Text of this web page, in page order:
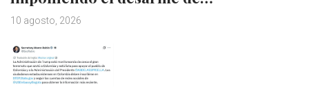
10 agosto, 2026